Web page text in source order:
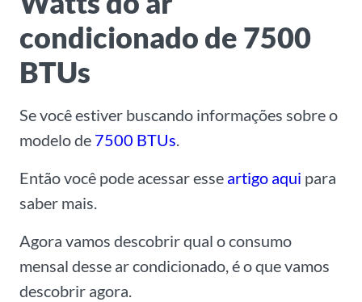
condicionado de 7500
BTUs
Se você estiver buscando informações sobre o
modelo de 7500 BTUs.
Então você pode acessar esse artigo aqui para
saber mais.
Agora vamos descobrir qual o consumo
mensal desse ar condicionado, é o que vamos
descobrir agora.